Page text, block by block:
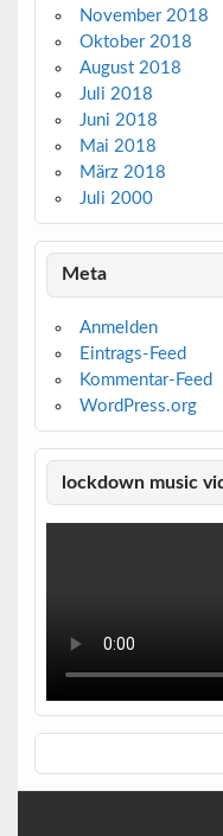
November 2018
Oktober 2018
August 2018
Juli 2018
Juni 2018
Mai 2018
März 2018
Juli 2000
Meta
Anmelden
Eintrags-Feed
Kommentar-Feed
WordPress.org
lockdown music